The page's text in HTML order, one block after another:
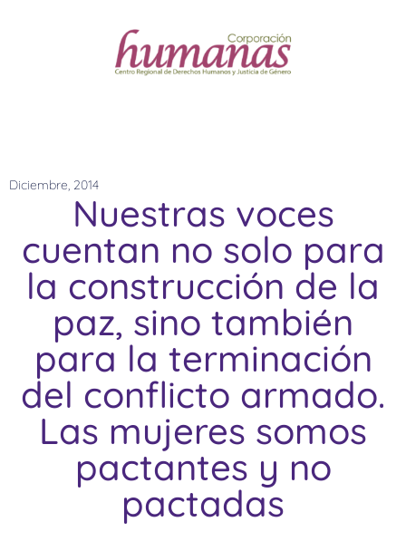
Diciembre, 2014
Nuestras voces
cuentan no solo para
la construcción de la
paz, sino también
para la terminación
del conflicto armado.
Las mujeres somos
pactantes y no
pactadas